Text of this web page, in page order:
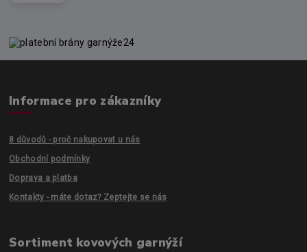
Informace pro zákazníky
8 důvodů - proč nakupovat u nás
Obchodní podmínky
Doprava a platba
Kontakty - máte dotaz? Zeptejte se nás
Sortiment kovových garnýží